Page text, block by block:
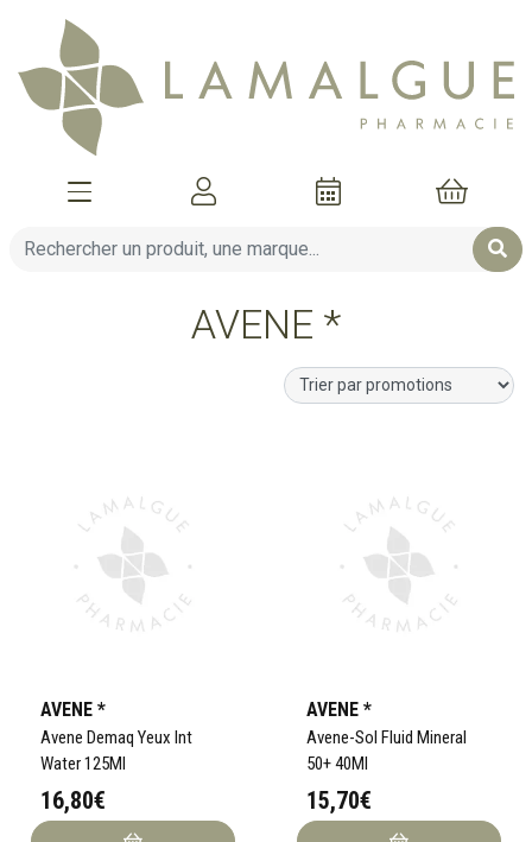
Afficher la navigation
Mon
AVENE *
AVENE *
Avene Demaq Yeux Int
Water 125Ml
16,80€
AVENE *
Avene-Sol Fluid Mineral
50+ 40Ml
15,70€